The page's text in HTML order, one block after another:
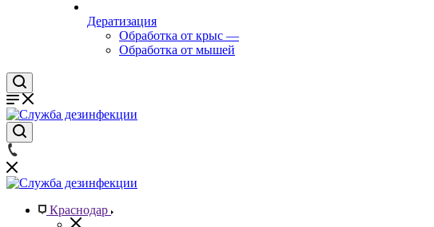
Дератизация
Обработка от крыс —
Обработка от мышей
Краснодар